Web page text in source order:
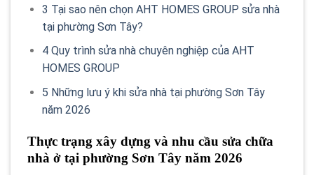
3 Tại sao nên chọn AHT HOMES GROUP sửa nhà
tại phường Sơn Tây?
4Quy trình sửa nhà chuyên nghiệp của AHT
HOMES GROUP
5 Những lưu ý khi sửa nhà tại phường Sơn Tây
năm 2026
Thực trạng xây dựng và nhu cầu sửa chữa
nhà ở tại phường Sơn Tây năm 2026